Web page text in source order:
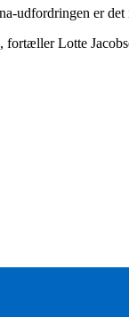
udfordringen er
fortæller Lotte